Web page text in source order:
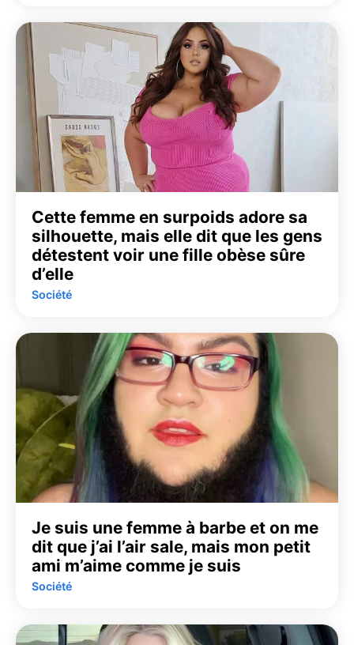
Cette femme en surpoids adore sa
silhouette, mais elle dit que les gens
détestent voir une fille obèse sûre
d’elle
Société
Je suis une femme à barbe et on me
dit que j’ai l’air sale, mais mon petit
ami m’aime comme je suis
Société